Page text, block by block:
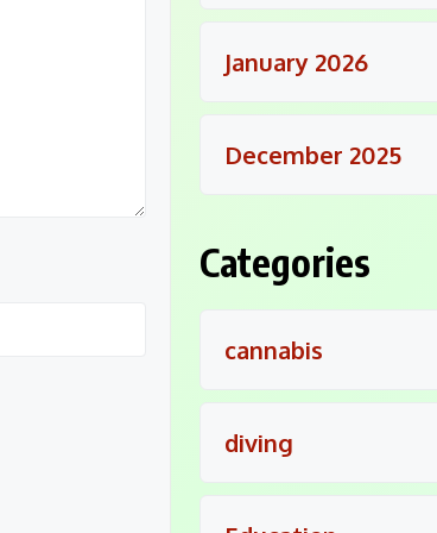
January 2026
December 2025
Categories
cannabis
diving